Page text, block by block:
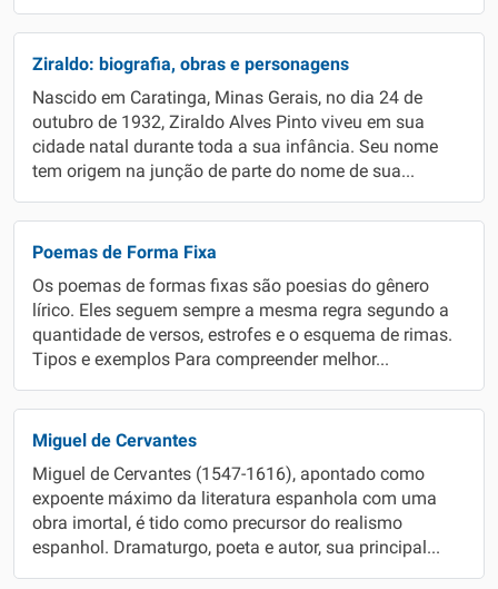
Ziraldo: biografia, obras e personagens
Nascido em Caratinga, Minas Gerais, no dia 24 de
outubro de 1932, Ziraldo Alves Pinto viveu em sua
cidade natal durante toda a sua infância. Seu nome
tem origem na junção de parte do nome de sua...
Poemas de Forma Fixa
Os poemas de formas fixas são poesias do gênero
lírico. Eles seguem sempre a mesma regra segundo a
quantidade de versos, estrofes e o esquema de rimas.
Tipos e exemplos Para compreender melhor...
Miguel de Cervantes
Miguel de Cervantes (1547-1616), apontado como
expoente máximo da literatura espanhola com uma
obra imortal, é tido como precursor do realismo
espanhol. Dramaturgo, poeta e autor, sua principal...